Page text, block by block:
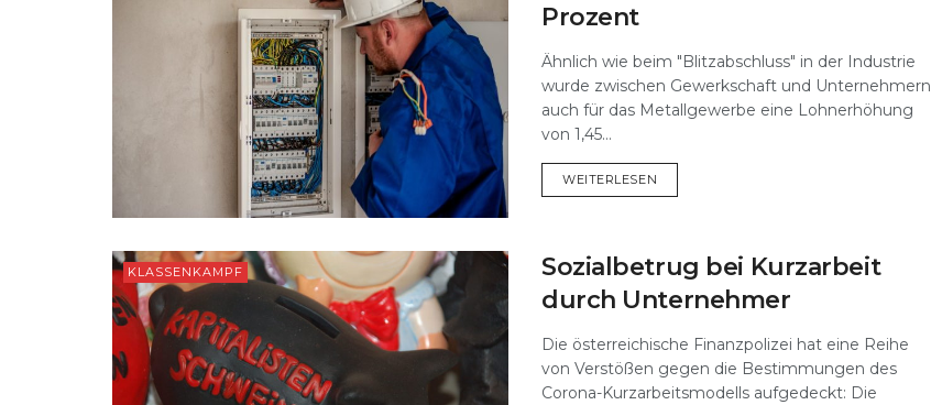
Prozent
Ähnlich wie beim "Blitzabschluss" in der Industrie
wurde zwischen Gewerkschaft und Unternehmern
auch für das Metallgewerbe eine Lohnerhöhung
von 1,45...
WEITERLESEN
KLASSENKAMPF
Sozialbetrug bei Kurzarbeit
durch Unternehmer
Die österreichische Finanzpolizei hat eine Reihe
von Verstößen gegen die Bestimmungen des
Corona-Kurzarbeitsmodells aufgedeckt: Die